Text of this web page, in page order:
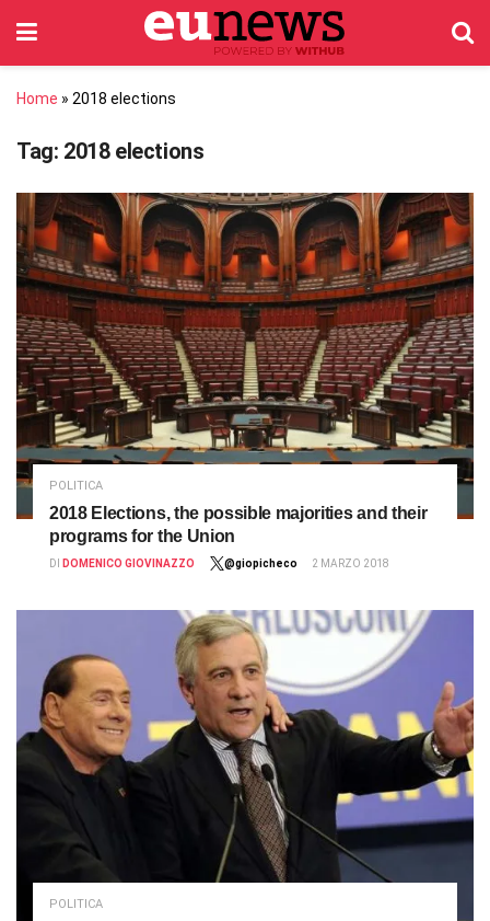
Home » 2018 elections
Tag: 2018 elections
POLITICA
2018 Elections, the possible majorities and their
programs for the Union
DI DOMENICO GIOVINAZZO @giopicheco 2 MARZO 2018
POLITICA